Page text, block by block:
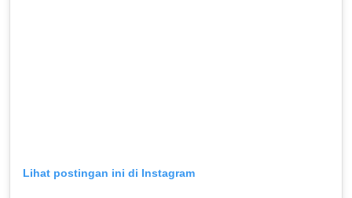
Lihat postingan ini di Instagram